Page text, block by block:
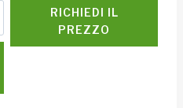
RICHIEDI IL
PREZZO